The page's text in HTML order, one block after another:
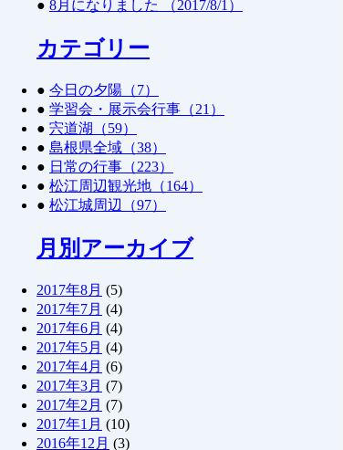
● 8月になりました （2017/8/1）
カテゴリー
● 今日の夕陽（7）
● 学習会・展示会行事（21）
● 宍道湖（59）
● 島根県全域（38）
● 日常の行事（223）
● 松江周辺観光地（164）
● 松江城周辺（97）
月別アーカイブ
2017年8月 (5)
2017年7月 (4)
2017年6月 (4)
2017年5月 (4)
2017年4月 (6)
2017年3月 (7)
2017年2月 (7)
2017年1月 (10)
2016年12月 (3)